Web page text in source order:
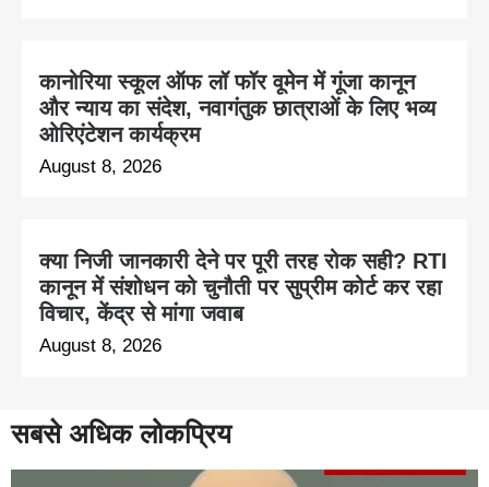
कानोरिया स्कूल ऑफ लॉ फॉर वूमेन में गूंजा कानून
और न्याय का संदेश, नवागंतुक छात्राओं के लिए भव्य
ओरिएंटेशन कार्यक्रम
August 8, 2026
क्या निजी जानकारी देने पर पूरी तरह रोक सही? RTI
कानून में संशोधन को चुनौती पर सुप्रीम कोर्ट कर रहा
विचार, केंद्र से मांगा जवाब
August 8, 2026
सबसे अधिक लोकप्रिय